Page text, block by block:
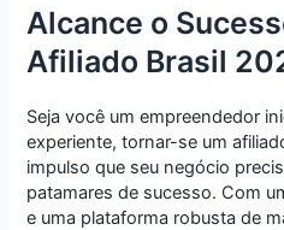
Alcance o
Afiliado Brasil
Seja você um empreendedor
experiente, tornar-se um
impulso que seu negócio
patamares de sucesso. Com
e uma plataforma robusta de